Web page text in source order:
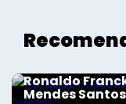
Ronaldo
Mendes Santos